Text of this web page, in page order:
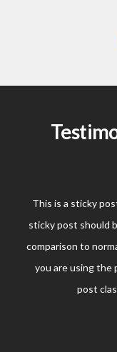
This is a sticky
sticky post should
comparison to
you are using the
post